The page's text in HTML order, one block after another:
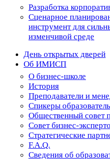
Разработка
Сценарное
инструмент для
изменчивой среде
День открытых дверей
Об ИМИСП
О бизнес-школе
История
Преподаватели и
Спикеры
Общественный совет
Совет бизнес-
Cтратегические
F.A.Q.
Сведения об